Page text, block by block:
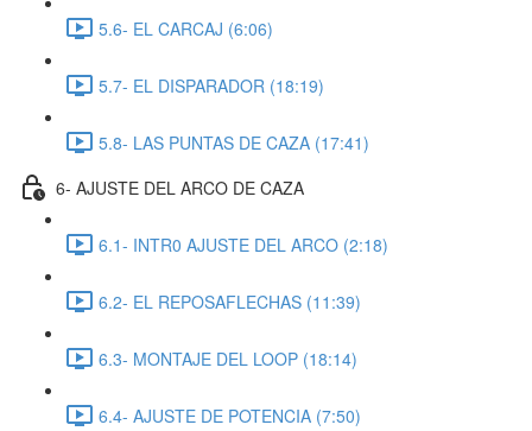
5.6- EL CARCAJ (6:06)
5.7- EL DISPARADOR (18:19)
5.8- LAS PUNTAS DE CAZA (17:41)
6- AJUSTE DEL ARCO DE CAZA
6.1- INTR0 AJUSTE DEL ARCO (2:18)
6.2- EL REPOSAFLECHAS (11:39)
6.3- MONTAJE DEL LOOP (18:14)
6.4- AJUSTE DE POTENCIA (7:50)